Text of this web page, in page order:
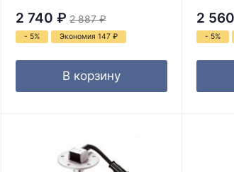
2 740 ₽ 2 887 ₽
- 5% Экономия 147 ₽
В корзину
2 560
- 5%